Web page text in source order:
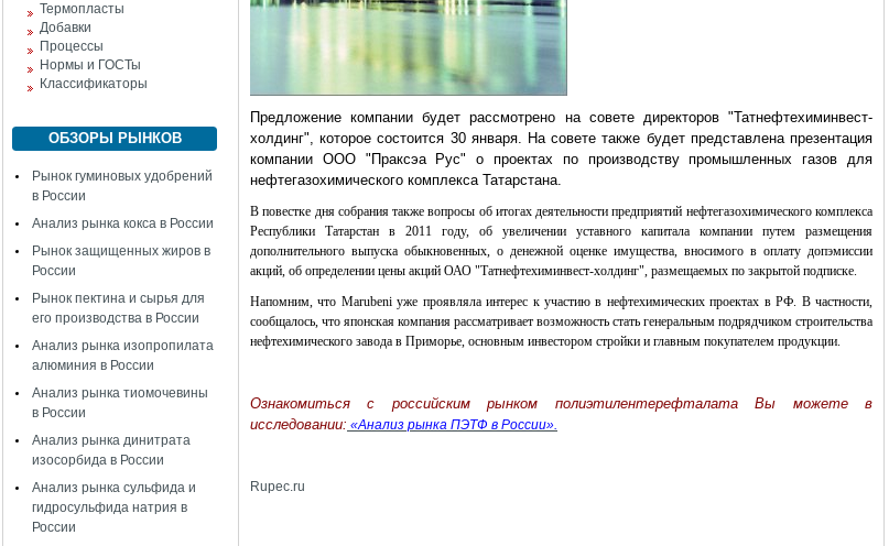
Термопласты
Добавки
Процессы
Нормы и ГОСТы
Классификаторы
ОБЗОРЫ РЫНКОВ
Рынок гуминовых удобрений
в России
Анализ рынка кокса в России
Рынок защищенных жиров в
России
Рынок пектина и сырья для
его производства в России
Анализ рынка изопропилата
алюминия в России
Анализ рынка тиомочевины
в России
Анализ рынка динитрата
изосорбида в России
Анализ рынка сульфида и
гидросульфида натрия в
России
Предложение компании будет рассмотрено на совете директоров "Татнефтехиминвест-
холдинг", которое состоится 30 января. На совете также будет представлена презентация
компании ООО "Праксэа Рус" о проектах по производству промышленных газов для
нефтегазохимического комплекса Татарстана.
В повестке дня собрания также вопросы об итогах деятельности предприятий нефтегазохимического комплекса
Республики Татарстан в 2011 году, об увеличении уставного капитала компании путем размещения
дополнительного выпуска обыкновенных, о денежной оценке имущества, вносимого в оплату допэмиссии
акций, об определении цены акций ОАО "Татнефтехиминвест-холдинг", размещаемых по закрытой подписке.
Напомним, что Marubeni уже проявляла интерес к участию в нефтехимических проектах в РФ. В частности,
сообщалось, что японская компания рассматривает возможность стать генеральным подрядчиком строительства
нефтехимического завода в Приморье, основным инвестором стройки и главным покупателем продукции.
Ознакомиться с российским рынком полиэтилентерефталата Вы можете в
исследовании: «Анализ рынка ПЭТФ в России».
Rupec.ru